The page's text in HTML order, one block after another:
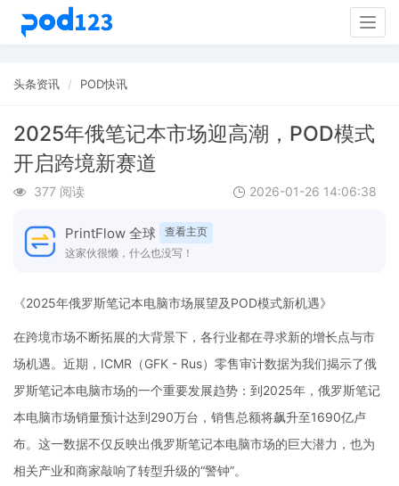
头条资讯 POD快讯
2025年俄笔记本市场迎高潮，POD模式
开启跨境新赛道
377 阅读 2026-01-26 14:06:38
PrintFlow 全球
查看主页
这家伙很懒，什么也没写！
《2025年俄罗斯笔记本电脑市场展望及POD模式新机遇》
在跨境市场不断拓展的大背景下，各行业都在寻求新的增长点与市
场机遇。近期，ICMR（GFK - Rus）零售审计数据为我们揭示了俄
罗斯笔记本电脑市场的一个重要发展趋势：到2025年，俄罗斯笔记
本电脑市场销量预计达到290万台，销售总额将飙升至1690亿卢
布。这一数据不仅反映出俄罗斯笔记本电脑市场的巨大潜力，也为
相关产业和商家敲响了转型升级的“警钟”。